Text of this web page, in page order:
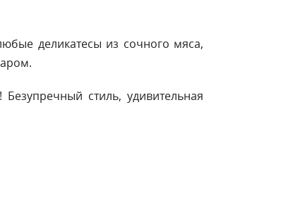
деликатесы из сочного мяса,
стиль, удивительная